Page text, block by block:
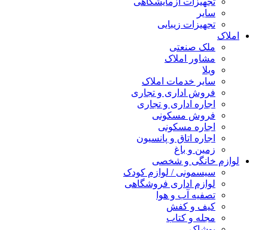
سایر
تجهیزات زیبایی
املاک
ملک صنعتی
مشاور املاک
ویلا
سایر خدمات املاک
فروش اداری و تجاری
اجاره اداری و تجاری
فروش مسکونی
اجاره مسکونی
اجاره اتاق و پانسیون
زمین و باغ
لوازم خانگی و شخصی
سیسمونی / لوازم کودک
لوازم اداری فروشگاهی
تصفیه آب و هوا
کیف و کفش
مجله و کتاب